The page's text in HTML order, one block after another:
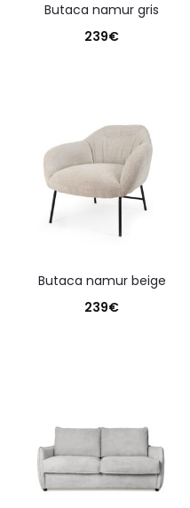
butaca namur gris
239€
butaca namur beige
239€